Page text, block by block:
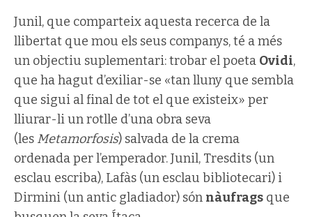
Junil, que comparteix aquesta recerca de la
llibertat que mou els seus companys, té a més
un objectiu suplementari: trobar el poeta Ovidi,
que ha hagut d’exiliar-se «tan lluny que sembla
que sigui al final de tot el que existeix» per
lliurar-li un rotlle d’una obra seva
(les Metamorfosis) salvada de la crema
ordenada per l’emperador. Junil, Tresdits (un
esclau escriba), Lafàs (un esclau bibliotecari) i
Dirmini (un antic gladiador) són nàufrags que